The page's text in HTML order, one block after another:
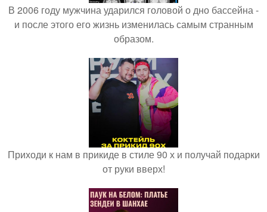
В 2006 году мужчина ударился головой о дно бассейна -
и после этого его жизнь изменилась самым странным
образом.
Приходи к нам в прикиде в стиле 90 х и получай подарки
от руки вверх!